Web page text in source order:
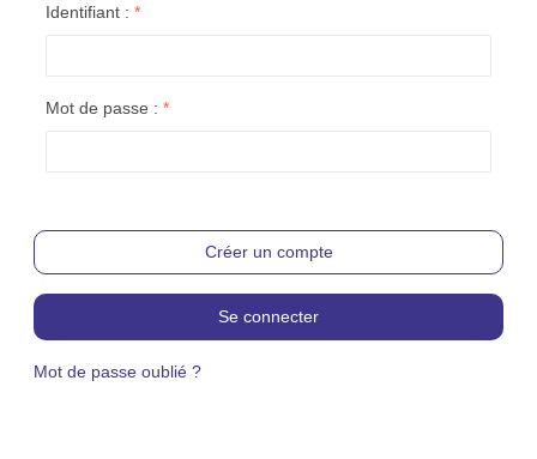
Identifiant : *
Mot de passe : *
Créer un compte
Se connecter
Mot de passe oublié ?